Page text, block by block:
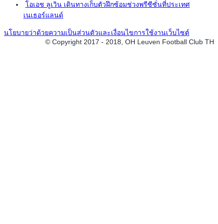
โอเอช ลูเวิน เดินทางเก็บตัวฝึกซ้อมช่วงพรีซีซั่นที่ประเทศ
เนเธอร์แลนด์
นโยบายว่าด้วยความเป็นส่วนตัวและเงื่อนไขการใช้งานเว็บไซต์
© Copyright 2017 - 2018, OH Leuven Football Club TH